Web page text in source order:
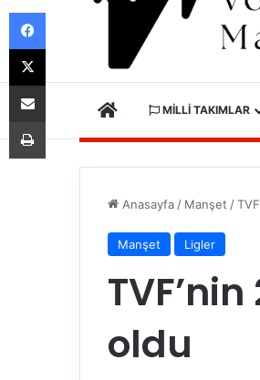
ANA SAYFAMILLI TAKIMLAR
Anasayfa / Manşet /
Manşet Ligler
oldu
E-Posta ile paylaş